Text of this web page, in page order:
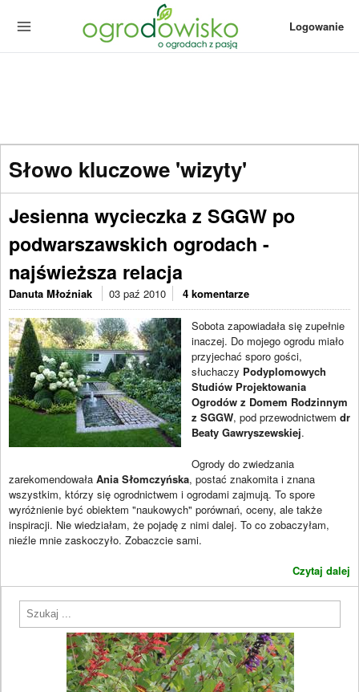
Logowanie
Słowo kluczowe 'wizyty'
Jesienna wycieczka z SGGW po
podwarszawskich ogrodach -
najświeższa relacja
Danuta Młoźniak 03 paź 2010 4 komentarze
Sobota zapowiadała się zupełnie
inaczej. Do mojego ogrodu miało
przyjechać sporo gości,
słuchaczy Podyplomowych
Studiów Projektowania
Ogrodów z Domem Rodzinnym
z SGGW, pod przewodnictwem dr
Beaty Gawryszewskiej.
Ogrody do zwiedzania
zarekomendowała Ania Słomczyńska, postać znakomita i znana
wszystkim, którzy się ogrodnictwem i ogrodami zajmują. To spore
wyróżnienie być obiektem "naukowych" porównań, oceny, ale także
inspiracji. Nie wiedziałam, że pojadę z nimi dalej. To co zobaczyłam,
nieźle mnie zaskoczyło. Zobaczcie sami.
Czytaj dalej